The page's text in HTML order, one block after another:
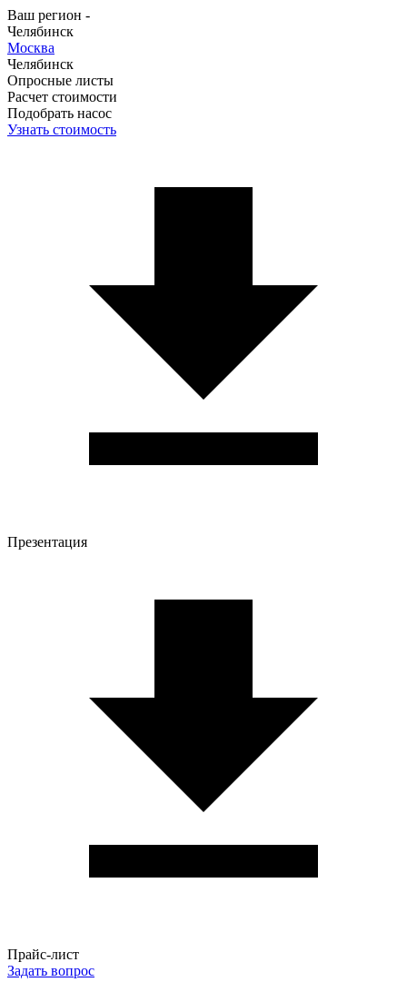
Ваш регион -
Челябинск
Москва
Челябинск
Опросные листы
Расчет стоимости
Подобрать насос
Узнать стоимость
Презентация
Прайс-лист
Задать вопрос